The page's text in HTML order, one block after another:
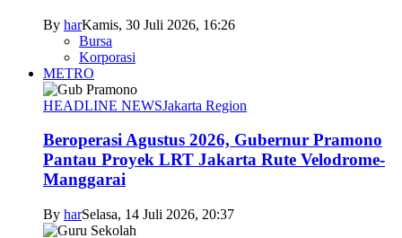
By harKamis, 30 Juli 2026, 16:26
Bursa
Korporasi
METRO
HEADLINE NEWSJakarta Region
Beroperasi Agustus 2026, Gubernur Pramono
Pantau Proyek LRT Jakarta Rute Velodrome-
Manggarai
By harSelasa, 14 Juli 2026, 20:37